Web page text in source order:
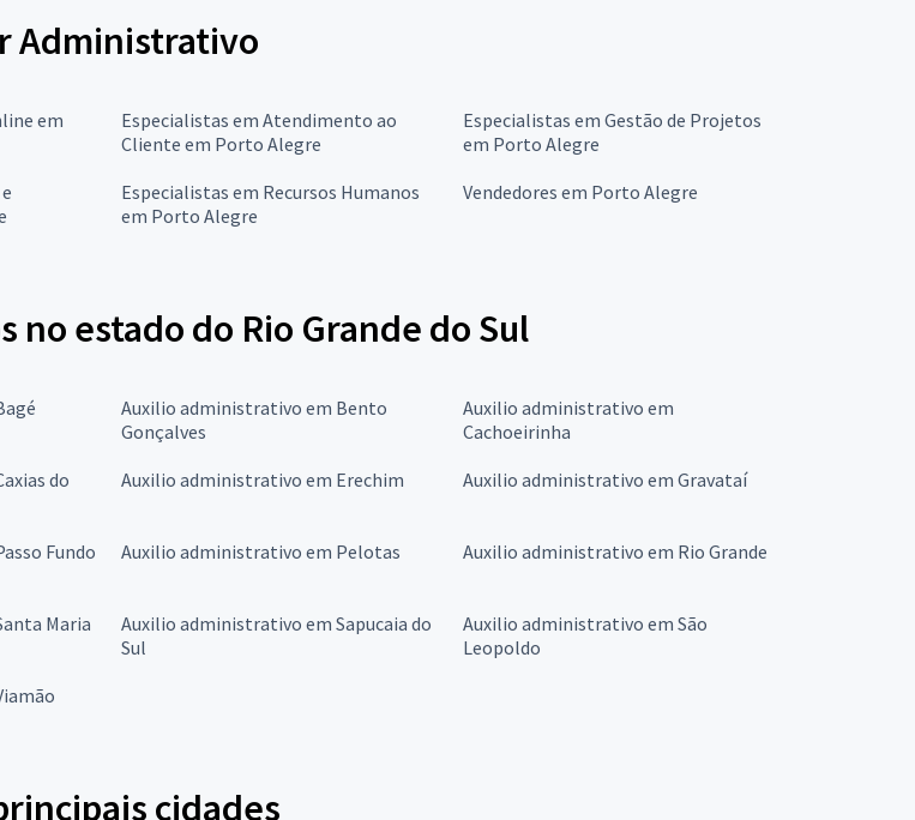
Administrativo
em
Especialistas em Atendimento ao
Cliente em Porto Alegre
Especialistas em Gestão de Projetos
em Porto Alegre
Especialistas em Recursos Humanos
em Porto Alegre
Vendedores em Porto Alegre
estado do Rio Grande do Sul
Auxilio administrativo em Bento
Gonçalves
Auxilio administrativo em
Cachoeirinha
do
Auxilio administrativo em Erechim Auxilio administrativo em Gravataí
Fundo Auxilio administrativo em Pelotas Auxilio administrativo em Rio Grande
Maria
Auxilio administrativo em Sapucaia do
Sul
Auxilio administrativo em São
Leopoldo
cidades